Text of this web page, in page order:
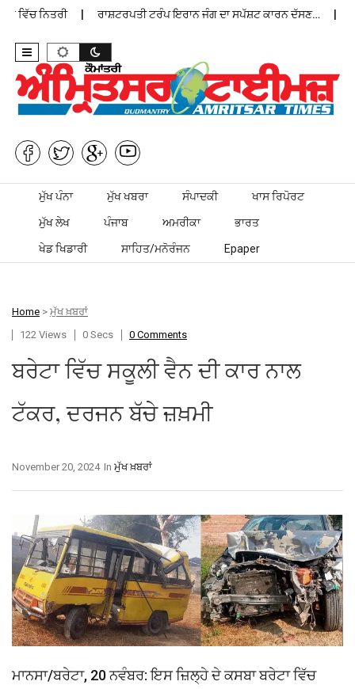
ਵਿੱਚ ਨਿਤਰੀ ਰਾਸ਼ਟਰਪਤੀ ਟਰੰਪ ਇਰਾਨ ਜੰਗ ਦਾ ਸਪੱਸ਼ਟ ਕਾਰਨ ਦੱਸਣ…
Skip to content
ਮੁੱਖ ਪੰਨਾ ਮੁੱਖ ਖਬਰਾ ਸੰਪਾਦਕੀ ਖਾਸ ਰਿਪੋਰਟ
ਮੁੱਖ ਲੇਖ ਪੰਜਾਬ ਅਮਰੀਕਾ ਭਾਰਤ
ਖੇਡ ਖਿਡਾਰੀ ਸਾਹਿਤ/ਮਨੋਰੰਜਨ Epaper
Home > ਮੁੱਖ ਖ਼ਬਰਾਂ
122 Views
0 Secs 0 Comments
ਬਰੇਟਾ ਵਿੱਚ ਸਕੂਲੀ ਵੈਨ ਦੀ ਕਾਰ ਨਾਲ
ਟੱਕਰ, ਦਰਜਨ ਬੱਚੇ ਜ਼ਖ਼ਮੀ
In ਮੁੱਖ ਖ਼ਬਰਾਂ
November 20, 2024
ਮਾਨਸਾ/ਬਰੇਟਾ, 20 ਨਵੰਬਰ: ਇਸ ਜ਼ਿਲ੍ਹੇ ਦੇ ਕਸਬਾ ਬਰੇਟਾ ਵਿੱਚ